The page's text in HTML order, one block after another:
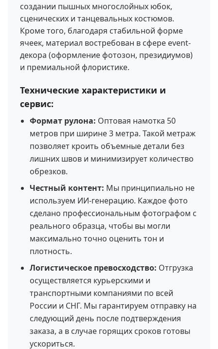
создании пышных многослойных юбок,
сценических и танцевальных костюмов.
Кроме того, благодаря стабильной форме
ячеек, материал востребован в сфере event-
декора (оформление фотозон, президиумов)
и премиальной флористике.
Технические характеристики и
сервис:
Формат рулона: Оптовая намотка 50
метров при ширине 3 метра. Такой метраж
позволяет кроить объемные детали без
лишних швов и минимизирует количество
обрезков.
Честный контент: Мы принципиально не
используем ИИ-генерацию. Каждое фото
сделано профессиональным фотографом с
реального образца, чтобы вы могли
максимально точно оценить тон и
плотность.
Логистическое превосходство: Отгрузка
осуществляется курьерскими и
транспортными компаниями по всей
России и СНГ. Мы гарантируем отправку на
следующий день после подтверждения
заказа, а в случае горящих сроков готовы
ускориться.